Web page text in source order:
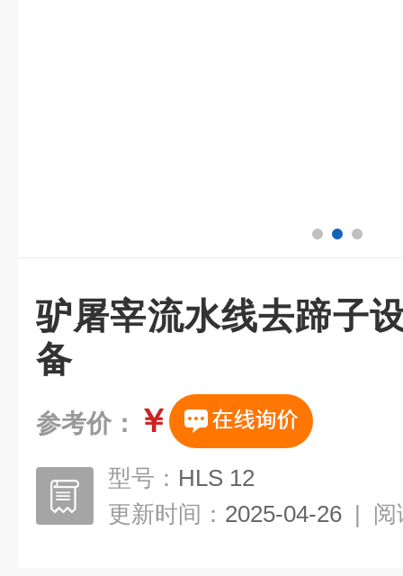
驴屠宰流水线去蹄子
备
参考价： ￥
型号： HLS 12
更新时间： 2025-04-26 | 阅